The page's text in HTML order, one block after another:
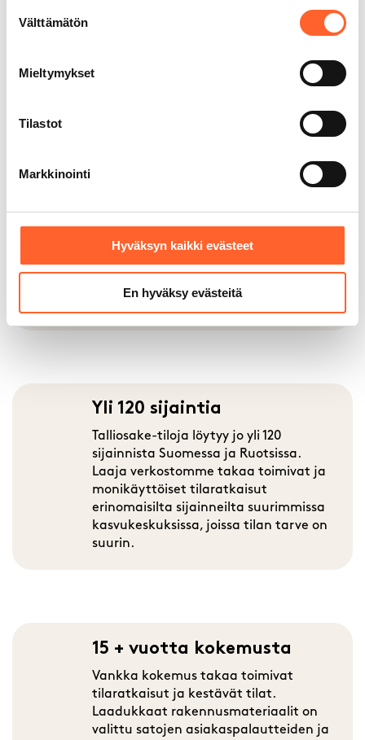
valinta
Välttämätön
Mieltymykset
Tilastot
Markkinointi
Hyväksyn kaikki evästeet
En hyväksy evästeitä
asiakkaamme ovat jo muokanneet
varaston, työpajan – jopa kuntosalin.
Yli 6 500 rakennettua tilaa
toimivaa ja monikäyttöistä tilaa eri
kokemus näkyy tilojen laadussa,
toimivuudessa ja ratkaisuissa, jotka
palvelevat sekä yrityksiä että
Yli 120 sijaintia
Talliosake-tiloja löytyy jo yli 120
sijainnista Suomessa ja Ruotsissa.
Laaja verkostomme takaa toimivat ja
monikäyttöiset tilaratkaisut
erinomaisilta sijainneilta suurimmissa
kasvukeskuksissa, joissa tilan tarve on
suurin.
15 + vuotta kokemusta
Vankka kokemus takaa toimivat
tilaratkaisut ja kestävät tilat.
Laadukkaat rakennusmateriaalit on
valittu satojen asiakaspalautteiden ja